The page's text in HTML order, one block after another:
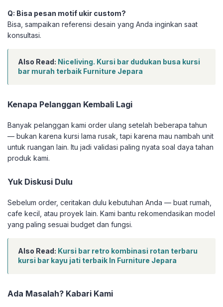
Q: Bisa pesan motif ukir custom?
Bisa, sampaikan referensi desain yang Anda inginkan saat
konsultasi.
Also Read: Niceliving. Kursi bar dudukan busa kursi
bar murah terbaik Furniture Jepara
Kenapa Pelanggan Kembali Lagi
Banyak pelanggan kami order ulang setelah beberapa tahun
— bukan karena kursi lama rusak, tapi karena mau nambah unit
untuk ruangan lain. Itu jadi validasi paling nyata soal daya tahan
produk kami.
Yuk Diskusi Dulu
Sebelum order, ceritakan dulu kebutuhan Anda — buat rumah,
cafe kecil, atau proyek lain. Kami bantu rekomendasikan model
yang paling sesuai budget dan fungsi.
Also Read: Kursi bar retro kombinasi rotan terbaru
kursi bar kayu jati terbaik In Furniture Jepara
Ada Masalah? Kabari Kami